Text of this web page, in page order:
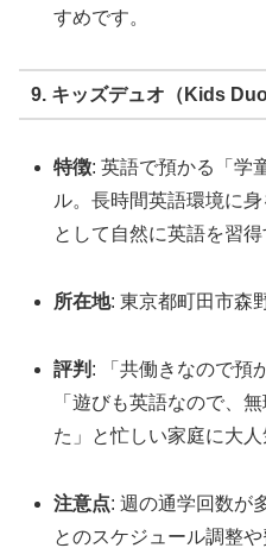
すめです。
9. キッズデュオ（Kids
特徴: 英語で預かる「学
ル。長時間英語環境に
として自然に英語を習得
所在地: 東京都町田市森
評判 : 「共働きなので預
「遊びも英語なので、
た」と忙しい家庭に大人
注意点: 週の通学回数が
とのスケジュール調整